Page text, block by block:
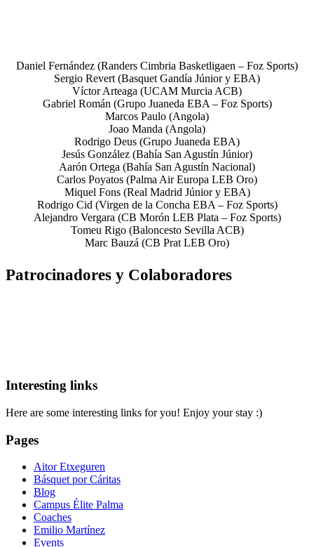
Daniel Fernández (Randers Cimbria Basketligaen – Foz Sports)
Sergio Revert (Basquet Gandía Júnior y EBA)
Víctor Arteaga (UCAM Murcia ACB)
Gabriel Román (Grupo Juaneda EBA – Foz Sports)
Marcos Paulo (Angola)
Joao Manda (Angola)
Rodrigo Deus (Grupo Juaneda EBA)
Jesús González (Bahía San Agustín Júnior)
Aarón Ortega (Bahía San Agustín Nacional)
Carlos Poyatos (Palma Air Europa LEB Oro)
Miquel Fons (Real Madrid Júnior y EBA)
Rodrigo Cid (Virgen de la Concha EBA – Foz Sports)
Alejandro Vergara (CB Morón LEB Plata – Foz Sports)
Tomeu Rigo (Baloncesto Sevilla ACB)
Marc Bauzá (CB Prat LEB Oro)
Patrocinadores y Colaboradores
Interesting links
Here are some interesting links for you! Enjoy your stay :)
Pages
Aitor Etxeguren
Básquet por Cáritas
Blog
Campus Élite Palma
Coaches
Emilio Martínez
Events